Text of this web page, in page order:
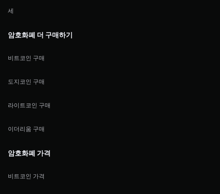
세
암호화폐 더 구매하기
비트코인 구매
도지코인 구매
라이트코인 구매
이더리움 구매
암호화폐 가격
비트코인 가격